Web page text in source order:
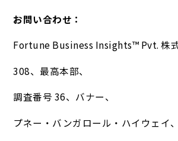
お問い合わせ：
Fortune Business Insights™ Pvt. 株
308、最高本部、
調査番号 36、バナー、
プネー・バンガロール・ハイウェイ、